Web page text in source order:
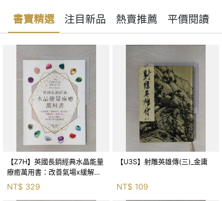
書寶精選 注目新品 熱賣推薦 平價閱讀
【Z7H】英國長銷經典水晶能量
療癒萬用書：改善氣場x緩解疼
痛x穩定身心x增加財富x促進人
緣，250種水晶礦石給你最完整
NT$ 329
【U3S】射雕英雄傳(三)_金庸
NT$ 109